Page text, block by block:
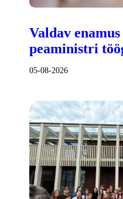
Valdav
peaministri
05-08-2026